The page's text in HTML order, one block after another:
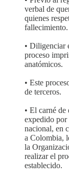
verbal de
quienes
fallecimiento.
• Diligenciar
proceso
anatómicos.
• Este
de terceros.
• El carné de
expedido
nacional, en
a Colombia,
la
realizar el
establecido.